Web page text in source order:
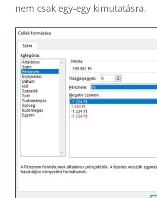
nem csak egy-egy kimutatásra.